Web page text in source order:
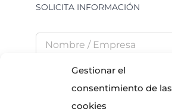
Gestionar el
consentimiento de las
cookies
SOLICITA INFORMACIÓN